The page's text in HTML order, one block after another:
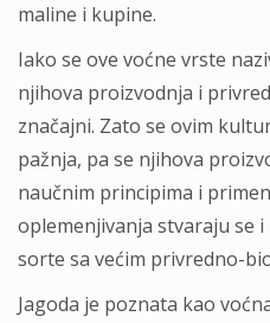
maline i kupine.
Iako se ove voćne vrste
njihova proizvodnja i
značajni. Zato se ovim
pažnja, pa se njihova
naučnim principima i
oplemenjivanja stvaraju se
sorte sa većim privredno-
Jagoda je poznata kao